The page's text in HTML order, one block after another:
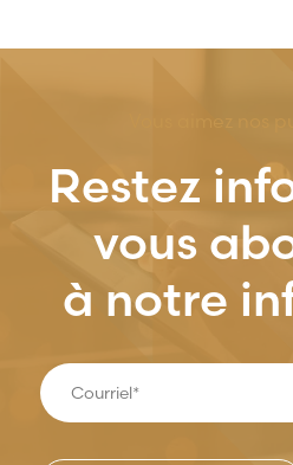
Restez
vous
à notre